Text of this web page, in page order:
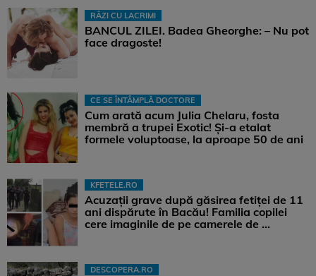
RÂZI CU LACRIMI
BANCUL ZILEI. Badea Gheorghe: – Nu pot
face dragoste!
CE SE ÎNTÂMPLĂ DOCTORE
Cum arată acum Julia Chelaru, fosta
membră a trupei Exotic! Și-a etalat
formele voluptoase, la aproape 50 de ani
KFETELE.RO
Acuzații grave după găsirea fetiței de 11
ani dispărute în Bacău! Familia copilei
cere imaginile de pe camerele de ...
DESCOPERA.RO